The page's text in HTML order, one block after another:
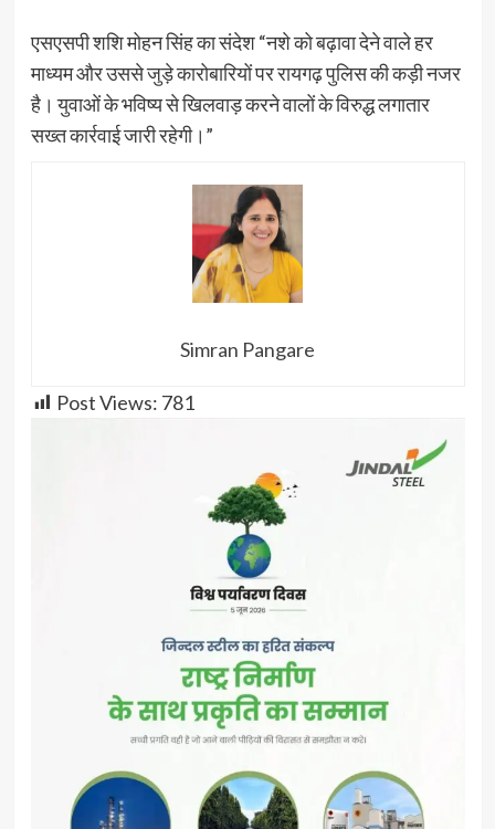
एसएसपी शशि मोहन सिंह का संदेश “नशे को बढ़ावा देने वाले हर
माध्यम और उससे जुड़े कारोबारियों पर रायगढ़ पुलिस की कड़ी नजर
है। युवाओं के भविष्य से खिलवाड़ करने वालों के विरुद्ध लगातार
सख्त कार्रवाई जारी रहेगी।”
Simran Pangare
Post Views: 781